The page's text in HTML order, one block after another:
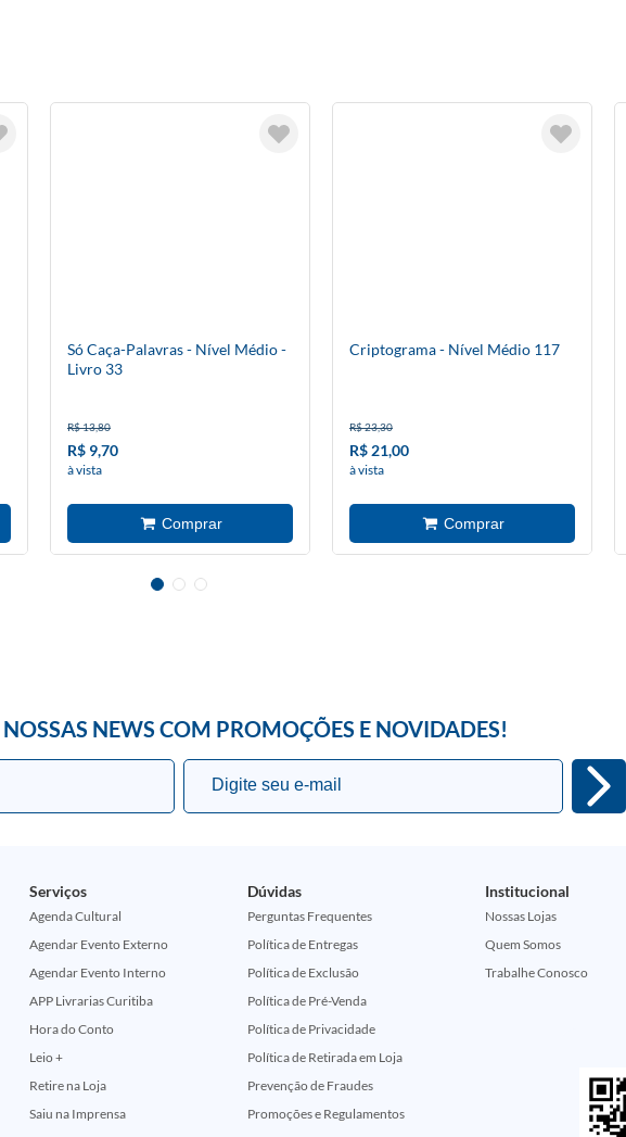
Só Caça-Palavras - Nível Médio -
Livro 33
R$ 13,80
R$ 9,70
à vista
Criptograma - Nível Médio 117
R$ 23,30
R$ 21,00
à vista
NOSSAS NEWS COM PROMOÇÕES E NOVIDADES!
Serviços
Agenda Cultural
Agendar Evento Externo
Agendar Evento Interno
APP Livrarias Curitiba
Hora do Conto
Leio +
Retire na Loja
Saiu na Imprensa
Dúvidas
Perguntas Frequentes
Política de Entregas
Política de Exclusão
Política de Pré-Venda
Política de Privacidade
Política de Retirada em Loja
Prevenção de Fraudes
Promoções e Regulamentos
Institucional
Nossas Lojas
Quem Somos
Trabalhe Conosco